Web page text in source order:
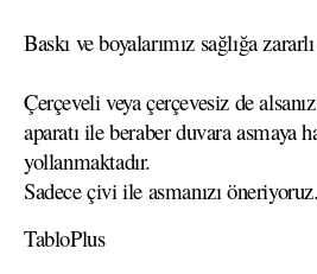
Baskı ve boyalarımız sağlığa
Çerçeveli veya çerçevesiz de
aparatı ile beraber duvara asmaya
yollanmaktadır.
Sadece çivi ile asmanızı öneriyoruz.
TabloPlus